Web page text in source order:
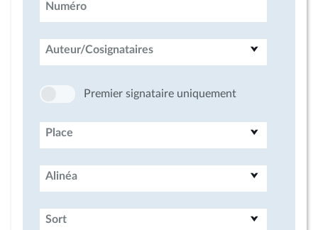
Numéro
Auteur/Cosignataires
Premier signataire uniquement
Place
Alinéa
Sort